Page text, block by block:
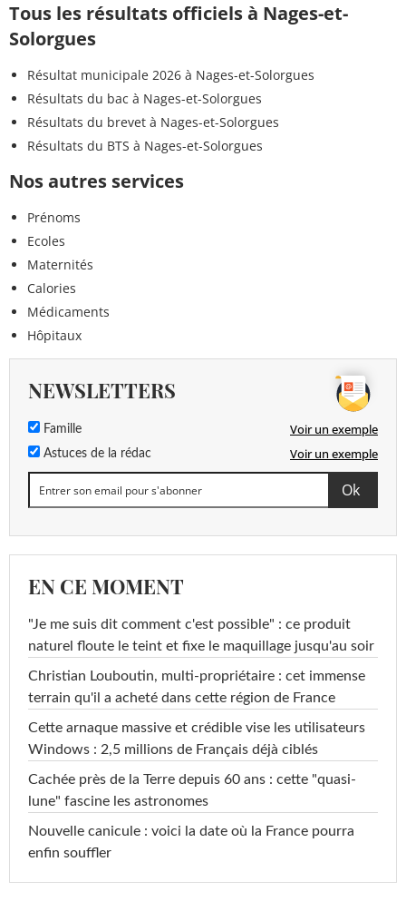
Tous les résultats officiels à Nages-et-
Solorgues
Résultat municipale 2026 à Nages-et-Solorgues
Résultats du bac à Nages-et-Solorgues
Résultats du brevet à Nages-et-Solorgues
Résultats du BTS à Nages-et-Solorgues
Nos autres services
Prénoms
Ecoles
Maternités
Calories
Médicaments
Hôpitaux
NEWSLETTERS
Famille Voir un exemple
Astuces de la rédac Voir un exemple
EN CE MOMENT
"Je me suis dit comment c'est possible" : ce produit
naturel floute le teint et fixe le maquillage jusqu'au soir
Christian Louboutin, multi-propriétaire : cet immense
terrain qu'il a acheté dans cette région de France
Cette arnaque massive et crédible vise les utilisateurs
Windows : 2,5 millions de Français déjà ciblés
Cachée près de la Terre depuis 60 ans : cette "quasi-
lune" fascine les astronomes
Nouvelle canicule : voici la date où la France pourra
enfin souffler